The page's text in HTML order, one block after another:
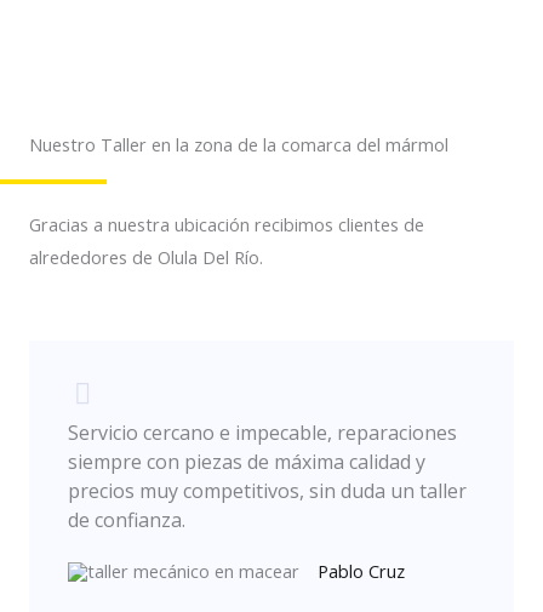
Nuestro Taller en la zona de la comarca del mármol
Gracias a nuestra ubicación recibimos clientes de
alrededores de Olula Del Río.
Servicio cercano e impecable, reparaciones
siempre con piezas de máxima calidad y
precios muy competitivos, sin duda un taller
de confianza.
Pablo Cruz